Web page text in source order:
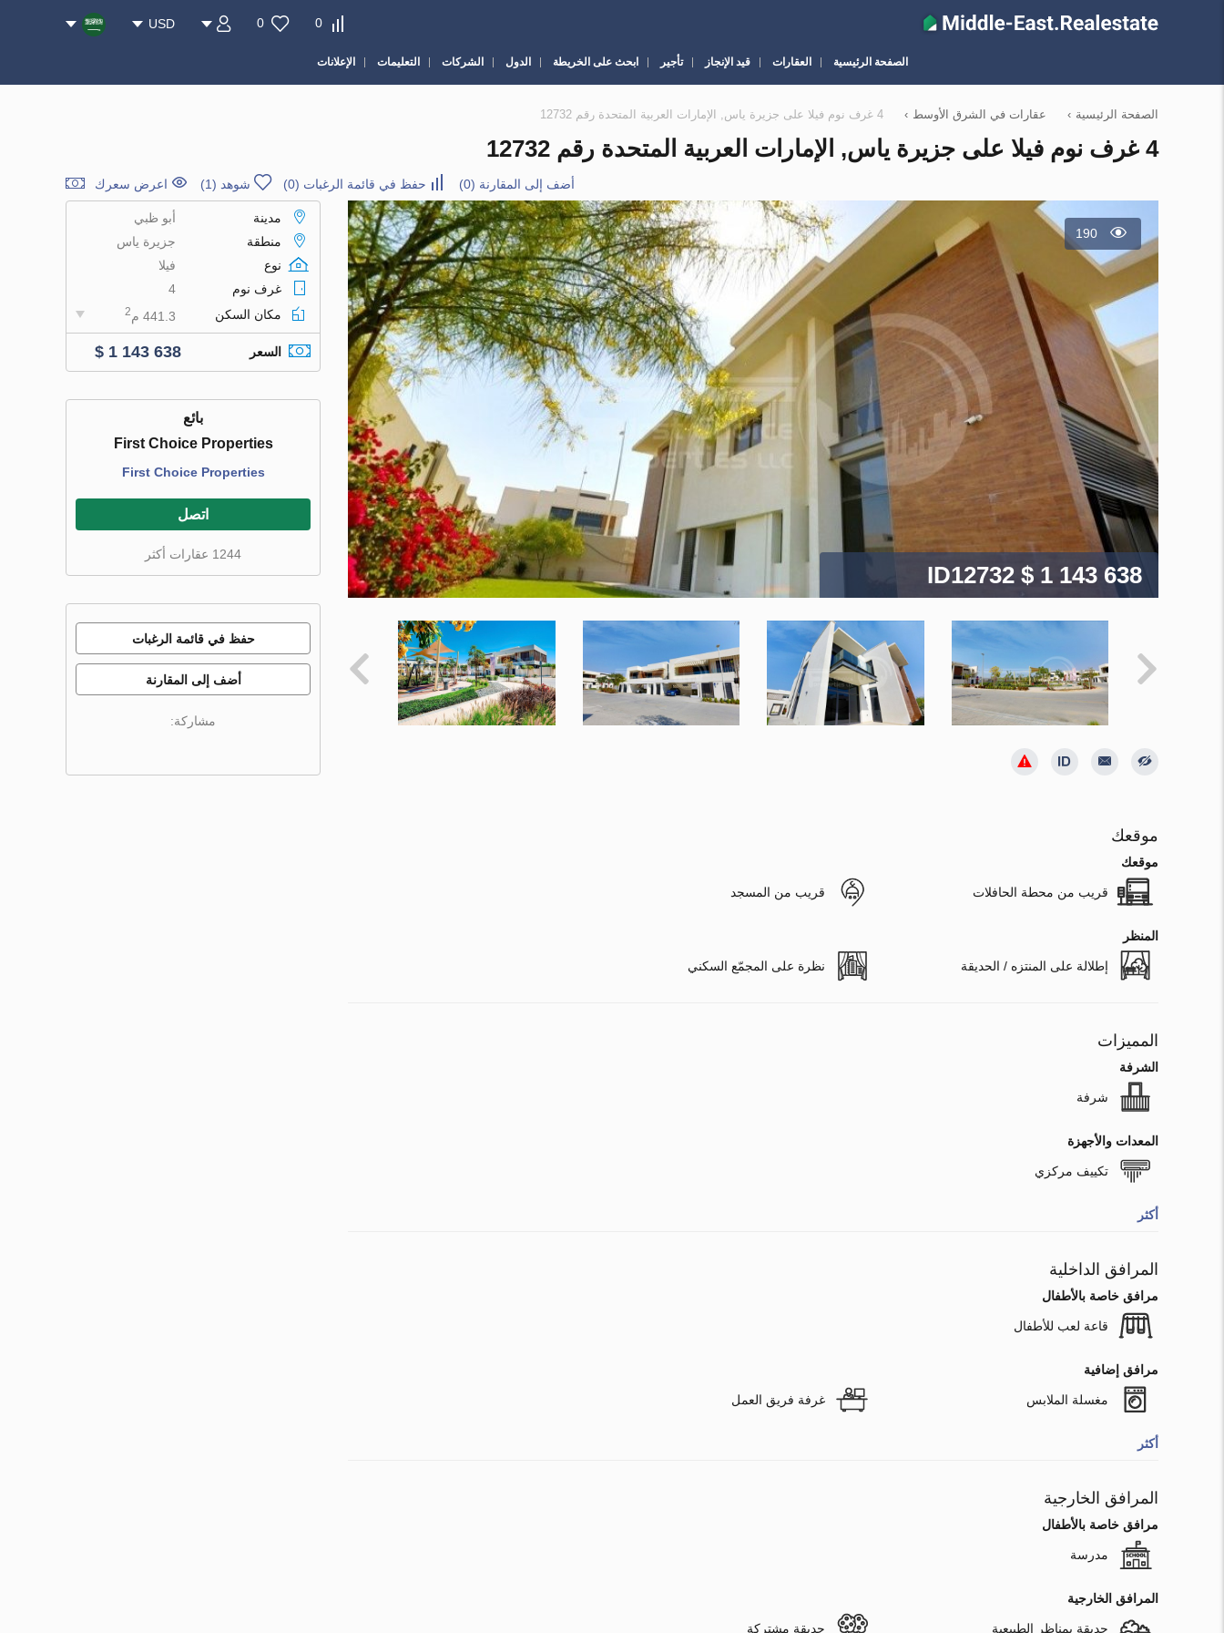
0
0
USD
الصفحة الرئيسية العقارات قيد الإنجاز تأجير ابحث على الخريطة الدول الشركات التعليمات الإعلانات
الصفحة الرئيسية › عقارات في الشرق الأوسط › 4 غرف نوم فيلا على جزيرة ياس, الإمارات العربية المتحدة رقم 12732
4 غرف نوم فيلا على جزيرة ياس, الإمارات العربية المتحدة رقم 12732
أضف إلى المقارنة (
0
) حفظ في قائمة الرغبات (
0
) شوهد (1) اعرض سعرك
190
ID12732 $ 1 143 638
موقعك
موقعك
قريب من محطة الحافلات قريب من المسجد
المنظر
إطلالة على المنتزه / الحديقة نظرة على المجمّع السكني
المميزات
الشرفة
شرفة
المعدات والأجهزة
تكييف مركزي
أكثر
المرافق الداخلية
مرافق خاصة بالأطفال
قاعة لعب للأطفال
مرافق إضافية
مغسلة الملابس غرفة فريق العمل
أكثر
المرافق الخارجية
مرافق خاصة بالأطفال
مدرسة
المرافق الخارجية
حديقة بمناظر الطبيعية حديقة مشتركة
مدينة
أبو ظبي
منطقة
جزيرة ياس
نوع
فيلا
غرف نوم
4
مكان السكن
441.3 م 2
السعر $ 1 143 638
بائع
First Choice Properties
First Choice Properties
اتصل
1244 عقارات أكثر
حفظ في قائمة الرغبات
أضف إلى المقارنة
مشاركة: